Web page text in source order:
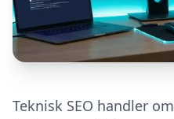
Teknisk SEO handler